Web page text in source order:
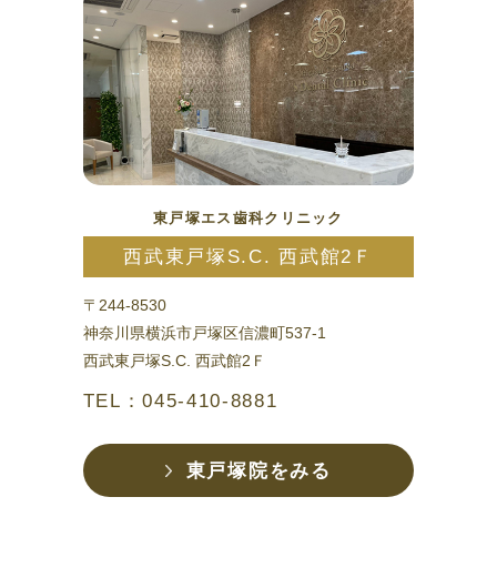
東戸塚エス歯科クリニック
西武東戸塚S.C. 西武館2Ｆ
〒244-8530
神奈川県横浜市戸塚区信濃町537-1
西武東戸塚S.C. 西武館2Ｆ
TEL：045-410-8881
東戸塚院をみる